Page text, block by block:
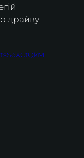
драйву